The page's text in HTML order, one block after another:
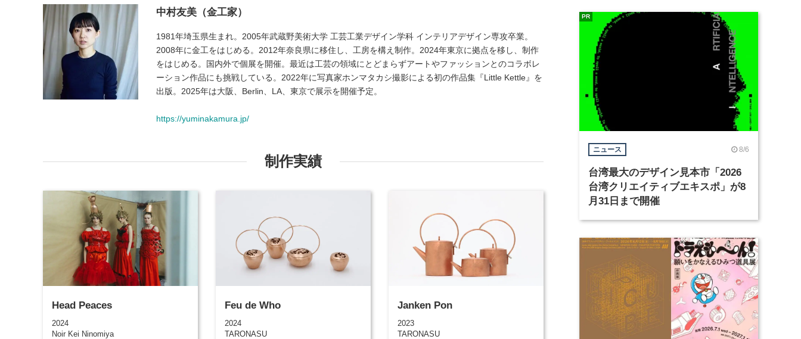
中村友美（金工家）
1981年埼玉県生まれ。2005年武蔵野美術大学 工芸工業デザイン学科 インテリアデザイン専攻卒業。
2008年に金工をはじめる。2012年奈良県に移住し、工房を構え制作。2024年東京に拠点を移し、制作
をはじめる。国内外で個展を開催。最近は工芸の領域にとどまらずアートやファッションとのコラボレ
ーション作品にも挑戦している。2022年に写真家ホンマタカシ撮影による初の作品集『Little Kettle』を
出版。2025年は大阪、Berlin、LA、東京で展示を開催予定。
https://yuminakamura.jp/
制作実績
Head Peaces
2024
Noir Kei Ninomiya
Feu de Who
2024
TARONASU
Janken Pon
2023
TARONASU
ニュース 8/6
台湾最大のデザイン見本市「2026
台湾クリエイティブエキスポ」が8
月31日まで開催
PR